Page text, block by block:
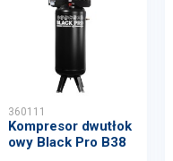
360111
Kompresor dwutłok
owy Black Pro B38